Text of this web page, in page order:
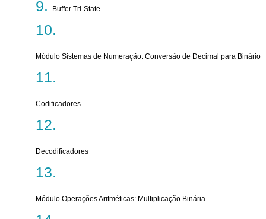
Buffer Tri-State
Módulo Sistemas de Numeração: Conversão de Decimal para Binário
Codificadores
Decodificadores
Módulo Operações Aritméticas: Multiplicação Binária